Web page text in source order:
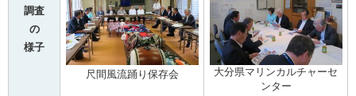
調査
の
様子
尺間風流踊り保存会
大分県マリンカルチャーセ
ンター